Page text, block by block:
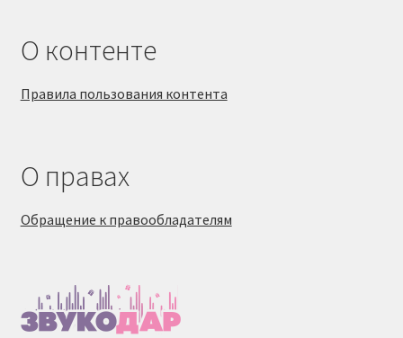
О контенте
Правила пользования контента
О правах
Обращение к правообладателям